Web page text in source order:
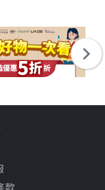
款